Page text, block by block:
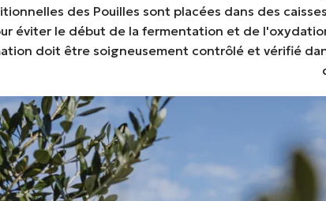
des Pouilles sont placées dans des
éviter le début de la fermentation et de
doit être soigneusement contrôlé et vérifié